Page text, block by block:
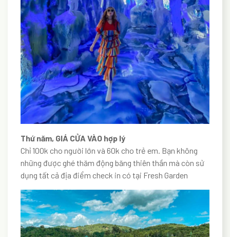
Thứ năm, GIÁ CỬA VÀO hợp lý
Chỉ 100k cho người lớn và 60k cho trẻ em. Bạn không
những được ghé thăm động băng thiên thần mà còn sử
dụng tất cả địa điểm check in có tại Fresh Garden